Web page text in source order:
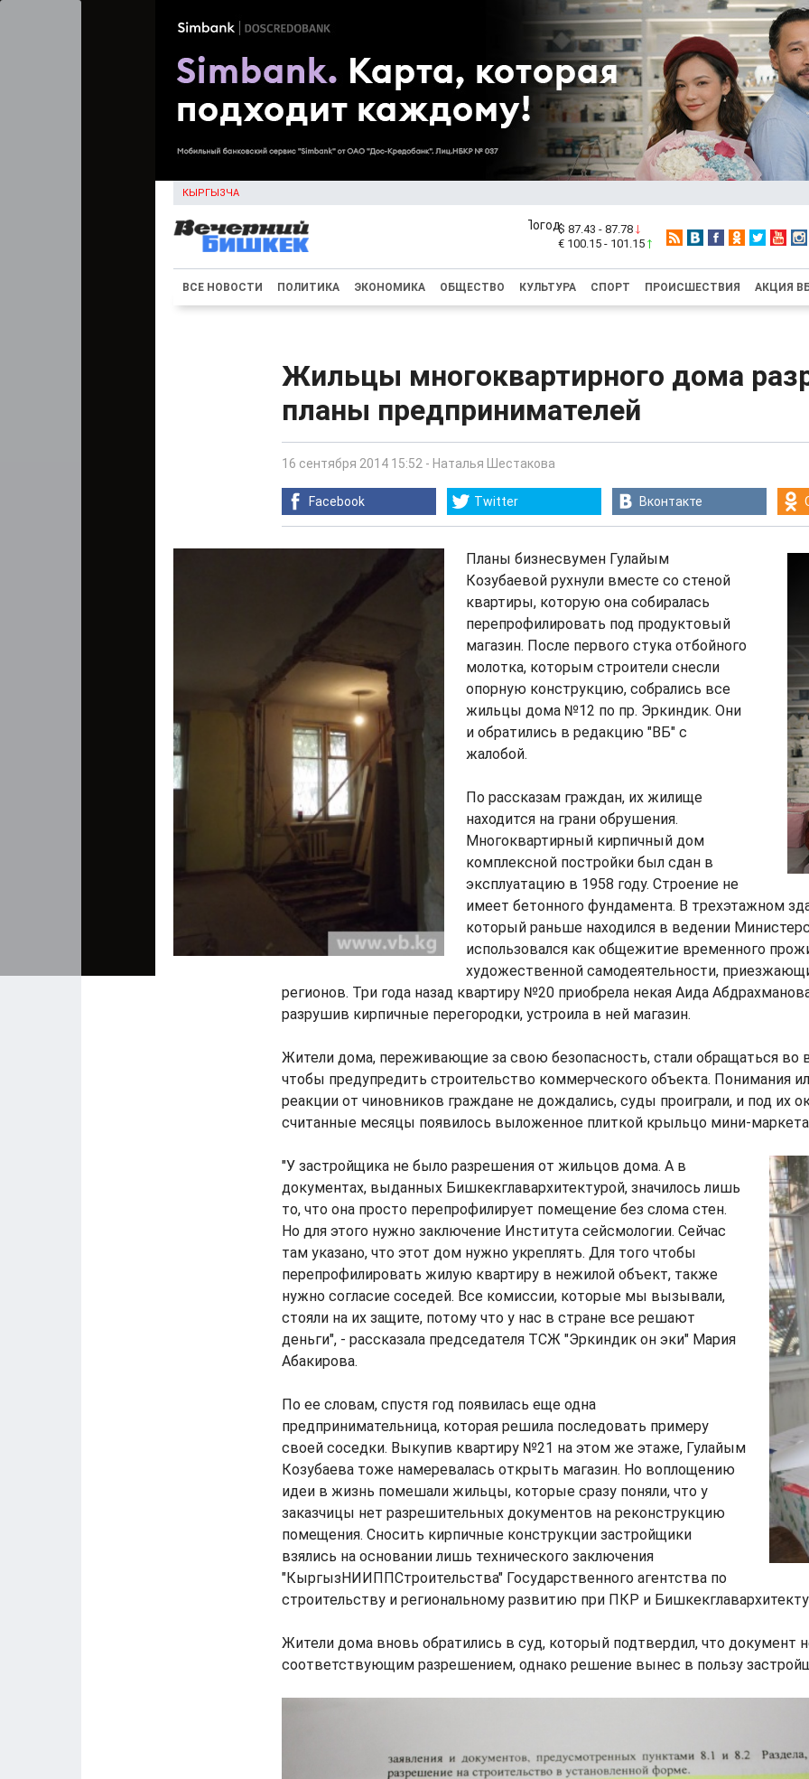
КЫРГЫЗЧА
$ 87.43 - 87.78
€ 100.15 - 101.15
ВСЕ НОВОСТИ ПОЛИТИКА ЭКОНОМИКА ОБЩЕСТВО КУЛЬТУРА СПОРТ ПРОИСШЕСТВИЯ АКЦИЯ
Жильцы многоквартирного дома
планы предпринимателей
16 сентября 2014 15:52 - Наталья Шестакова
Facebook Twitter Вконтакте
Планы бизнесвумен Гулайым
Козубаевой рухнули вместе со стеной
квартиры, которую она собиралась
перепрофилировать под продуктовый
магазин. После первого стука отбойного
молотка, которым строители снесли
опорную конструкцию, собрались все
жильцы дома №12 по пр. Эркиндик. Они
и обратились в редакцию "ВБ" с
жалобой.
По рассказам граждан, их жилище
находится на грани обрушения.
Многоквартирный кирпичный дом
комплексной постройки был сдан в
эксплуатацию в 1958 году. Строение не
имеет бетонного фундамента. В трехэтажном
который раньше находился в ведении
использовался как общежитие временного
художественной самодеятельности,
регионов. Три года назад квартиру №20 приобрела некая Аида
разрушив кирпичные перегородки, устроила в ней магазин.
Жители дома, переживающие за свою безопасность, стали обращаться во
чтобы предупредить строительство коммерческого объекта. Понимания
реакции от чиновников граждане не дождались, суды проиграли, и под их
считанные месяцы появилось выложенное плиткой крыльцо мини-
"У застройщика не было разрешения от жильцов дома. А в
документах, выданных Бишкекглавархитектурой, значилось лишь
то, что она просто перепрофилирует помещение без слома стен.
Но для этого нужно заключение Института сейсмологии. Сейчас
там указано, что этот дом нужно укреплять. Для того чтобы
перепрофилировать жилую квартиру в нежилой объект, также
нужно согласие соседей. Все комиссии, которые мы вызывали,
стояли на их защите, потому что у нас в стране все решают
деньги", - рассказала председателя ТСЖ "Эркиндик он эки" Мария
Абакирова.
По ее словам, спустя год появилась еще одна
предпринимательница, которая решила последовать примеру
своей соседки. Выкупив квартиру №21 на этом же этаже, Гулайым
Козубаева тоже намеревалась открыть магазин. Но воплощению
идеи в жизнь помешали жильцы, которые сразу поняли, что у
заказчицы нет разрешительных документов на реконструкцию
помещения. Сносить кирпичные конструкции застройщики
взялись на основании лишь технического заключения
"КыргызНИИППСтроительства" Государственного агентства по
строительству и региональному развитию при ПКР и
Жители дома вновь обратились в суд, который подтвердил, что документ
соответствующим разрешением, однако решение вынес в пользу